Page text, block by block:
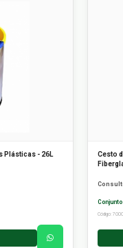
Plásticas - 26L
Cesto
Código: 700C